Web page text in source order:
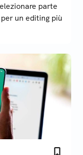
parte
un editing più